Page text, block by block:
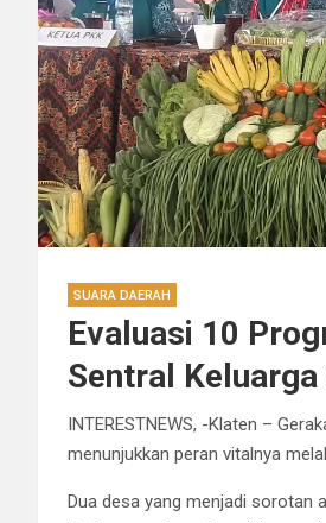
SUARA DAERAH
Evaluasi 10
Sentral
INTERESTNEWS, -Klaten –
menunjukkan peran vitalnya
Dua desa yang menjadi sorotan